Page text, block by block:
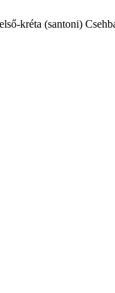
kréta (santoni)